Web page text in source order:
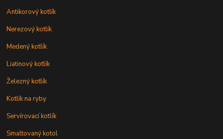
Antikorový kotlík
Nerezový kotlík
Medený kotlík
Liatinový kotlík
Železný kotlík
Kotlík na ryby
Servírovací kotlík
Smaltovaný kotol